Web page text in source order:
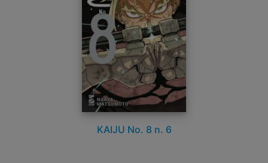
KAIJU No. 8 n. 6